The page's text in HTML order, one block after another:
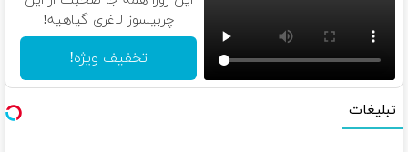
چربیسوز لاغری گیاهیه!
تخفیف ویژه!
تبلیغات